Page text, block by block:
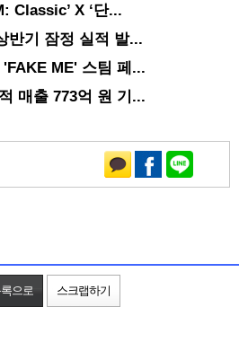
Classic’ X ‘단...
반기 잠정 실적 발...
ME' 스팀 페...
매출 773억 원 기...
으로 스크랩하기